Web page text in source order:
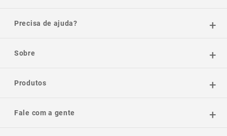
Precisa de ajuda?
Sobre
Produtos
Fale com a gente